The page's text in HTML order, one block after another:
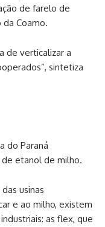
de farelo de
Coamo.
de verticalizar a
sintetiza
do Paraná
etanol de milho.
usinas
e ao milho, existem
as flex, que